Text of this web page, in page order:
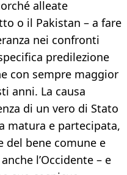
alleate
o il Pakistan – a fare
nei confronti
predilezione
con sempre maggior
anni. La causa
di un vero di Stato
matura e partecipata,
del bene comune e
l’Occidente – e